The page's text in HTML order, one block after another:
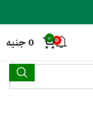
0
0
0 جنيه